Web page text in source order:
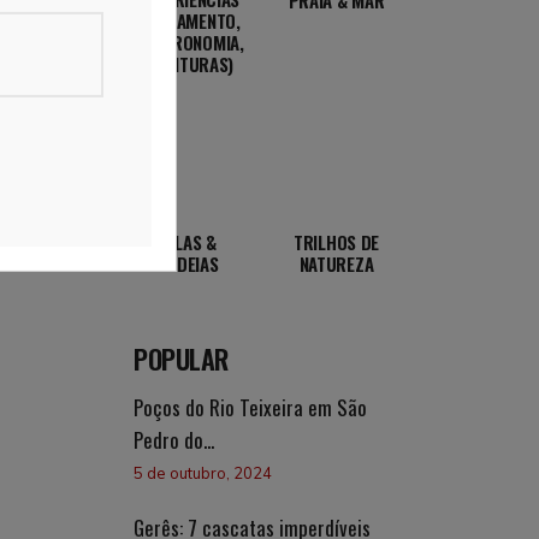
(ALOJAMENTO,
GASTRONOMIA,
AVENTURAS)
VILAS &
ALDEIAS
TRILHOS DE
NATUREZA
POPULAR
Poços do Rio Teixeira em São
Pedro do...
5 de outubro, 2024
Gerês: 7 cascatas imperdíveis